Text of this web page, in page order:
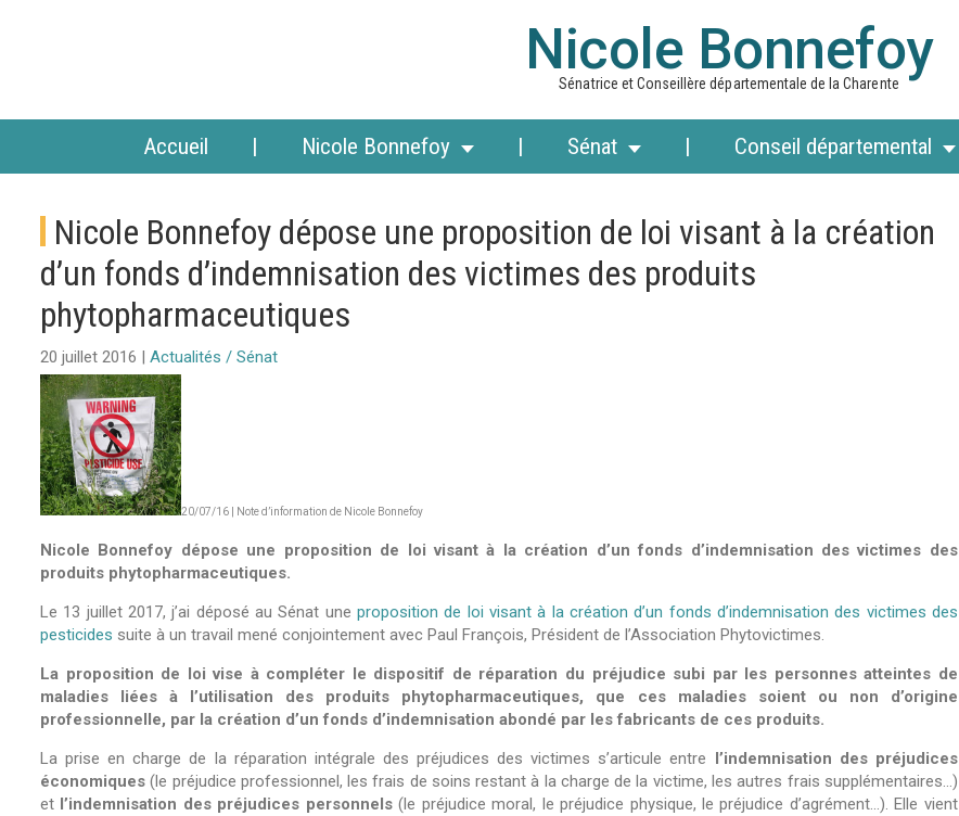
Nicole Bonnefoy
Sénatrice et Conseillère départementale de la Charente
Accueil Nicole Bonnefoy Sénat Conseil départemental
Nicole Bonnefoy dépose une proposition de loi visant à la création
d’un fonds d’indemnisation des victimes des produits
phytopharmaceutiques
20 juillet 2016 | Actualités / Sénat
20/07/16 | Note d’information de Nicole Bonnefoy
Nicole Bonnefoy dépose une proposition de loi visant à la création d’un fonds d’indemnisation des victimes des
produits phytopharmaceutiques.
Le 13 juillet 2017, j’ai déposé au Sénat une proposition de loi visant à la création d’un fonds d’indemnisation des victimes des
pesticides suite à un travail mené conjointement avec Paul François, Président de l’Association Phytovictimes.
La proposition de loi vise à compléter le dispositif de réparation du préjudice subi par les personnes atteintes de
maladies liées à l’utilisation des produits phytopharmaceutiques, que ces maladies soient ou non d’origine
professionnelle, par la création d’un fonds d’indemnisation abondé par les fabricants de ces produits.
La prise en charge de la réparation intégrale des préjudices des victimes s’articule entre l’indemnisation des préjudices
économiques (le préjudice professionnel, les frais de soins restant à la charge de la victime, les autres frais supplémentaires…)
et l’indemnisation des préjudices personnels(le préjudice moral, le préjudice physique, le préjudice d’agrément…). Elle vient